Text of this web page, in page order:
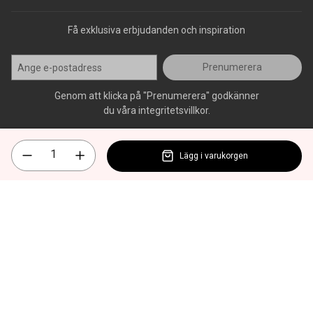
Få exklusiva erbjudanden och inspiration
Prenumerera
Genom att klicka på "Prenumerera" godkänner
du våra integritetsvillkor.
Lägg i varukorgen